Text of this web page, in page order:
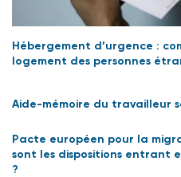
Hébergement d’urgence :
logement des personnes
Aide-mémoire du travailleur
Pacte européen pour la
sont les dispositions entrant
?